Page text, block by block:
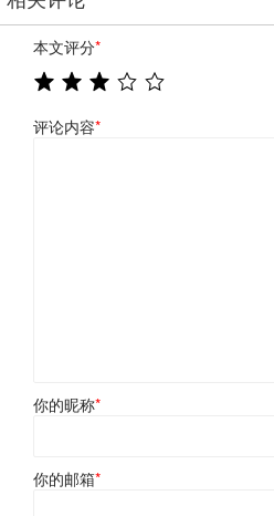
本文评分*
评论内容*
你的昵称*
你的邮箱*